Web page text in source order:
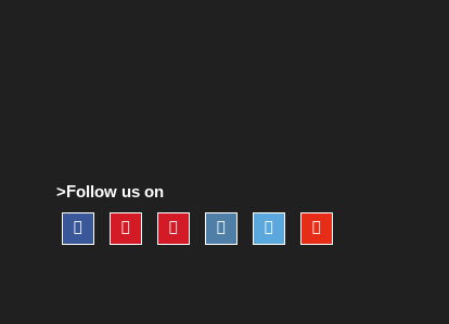
>Follow us on